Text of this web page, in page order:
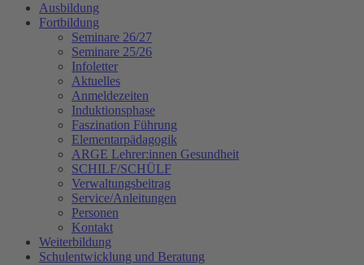
Ausbildung
Fortbildung
Seminare 26/27
Seminare 25/26
Infoletter
Aktuelles
Anmeldezeiten
Induktionsphase
Faszination Führung
Elementarpädagogik
ARGE Lehrer:innen Gesundheit
SCHILF/SCHÜLF
Verwaltungsbeitrag
Service/Anleitungen
Personen
Kontakt
Weiterbildung
Schulentwicklung und Beratung